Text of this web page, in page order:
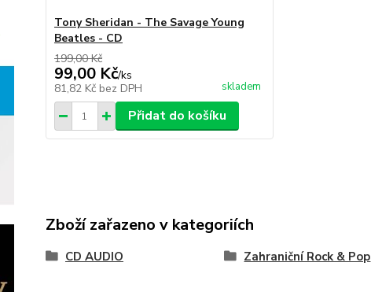
Tony Sheridan - The Savage Young
Beatles - CD
199,00 Kč
99,00 Kč/ks
81,82 Kč bez DPH skladem
Přidat do košíku
Zboží zařazeno v kategoriích
CD AUDIO Zahraniční Rock & Pop